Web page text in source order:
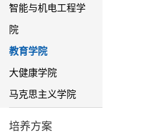
智能与机电工程学
院
教育学院
大健康学院
马克思主义学院
培养方案